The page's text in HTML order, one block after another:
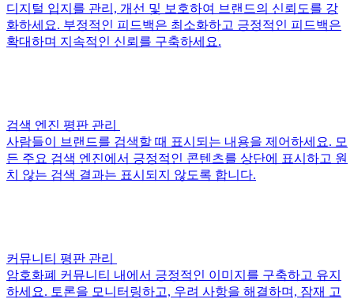
디지털 입지를 관리, 개선 및 보호하여 브랜드의 신뢰도를 강
화하세요. 부정적인 피드백은 최소화하고 긍정적인 피드백은
확대하며 지속적인 신뢰를 구축하세요.
검색 엔진 평판 관리
사람들이 브랜드를 검색할 때 표시되는 내용을 제어하세요. 모
든 주요 검색 엔진에서 긍정적인 콘텐츠를 상단에 표시하고 원
치 않는 검색 결과는 표시되지 않도록 합니다.
커뮤니티 평판 관리
암호화폐 커뮤니티 내에서 긍정적인 이미지를 구축하고 유지
하세요. 토론을 모니터링하고, 우려 사항을 해결하며, 잠재 고